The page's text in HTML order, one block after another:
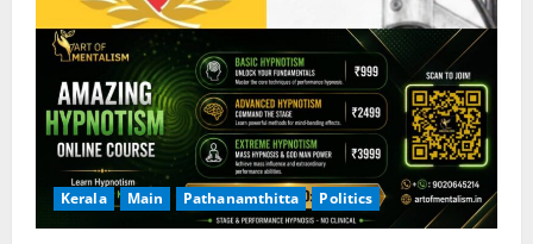
Kerala Main Pathanamthitta Politics